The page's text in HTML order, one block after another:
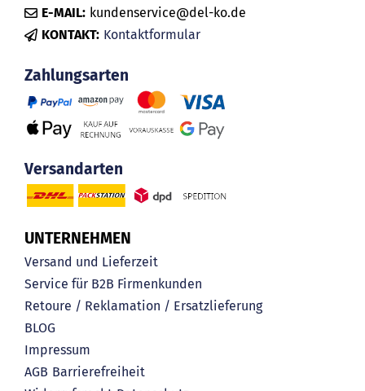
E-MAIL: kundenservice@del-ko.de
KONTAKT: Kontaktformular
Zahlungsarten
Versandarten
UNTERNEHMEN
Versand und Lieferzeit
Service für B2B Firmenkunden
Retoure / Reklamation / Ersatzlieferung
BLOG
Impressum
AGB Barrierefreiheit